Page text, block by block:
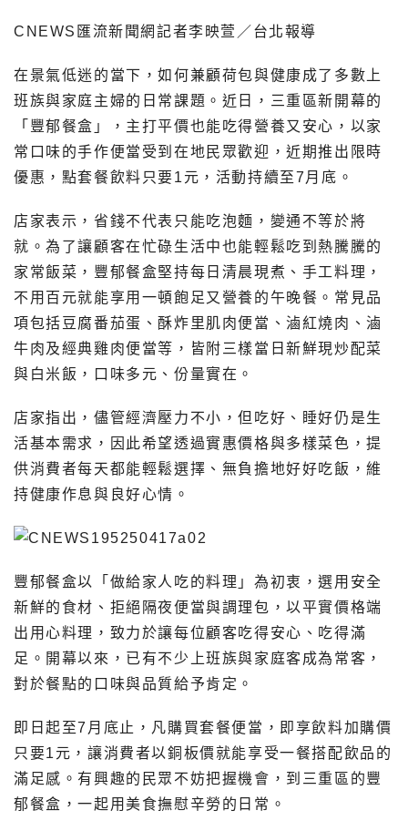
CNEWS匯流新聞網記者李映萱／台北報導
在景氣低迷的當下，如何兼顧荷包與健康成了多數上
班族與家庭主婦的日常課題。近日，三重區新開幕的
「豐郁餐盒」，主打平價也能吃得營養又安心，以家
常口味的手作便當受到在地民眾歡迎，近期推出限時
優惠，點套餐飲料只要1元，活動持續至7月底。
店家表示，省錢不代表只能吃泡麵，變通不等於將
就。為了讓顧客在忙碌生活中也能輕鬆吃到熱騰騰的
家常飯菜，豐郁餐盒堅持每日清晨現煮、手工料理，
不用百元就能享用一頓飽足又營養的午晚餐。常見品
項包括豆腐番茄蛋、酥炸里肌肉便當、滷紅燒肉、滷
牛肉及經典雞肉便當等，皆附三樣當日新鮮現炒配菜
與白米飯，口味多元、份量實在。
店家指出，儘管經濟壓力不小，但吃好、睡好仍是生
活基本需求，因此希望透過實惠價格與多樣菜色，提
供消費者每天都能輕鬆選擇、無負擔地好好吃飯，維
持健康作息與良好心情。
豐郁餐盒以「做給家人吃的料理」為初衷，選用安全
新鮮的食材、拒絕隔夜便當與調理包，以平實價格端
出用心料理，致力於讓每位顧客吃得安心、吃得滿
足。開幕以來，已有不少上班族與家庭客成為常客，
對於餐點的口味與品質給予肯定。
即日起至7月底止，凡購買套餐便當，即享飲料加購價
只要1元，讓消費者以銅板價就能享受一餐搭配飲品的
滿足感。有興趣的民眾不妨把握機會，到三重區的豐
郁餐盒，一起用美食撫慰辛勞的日常。